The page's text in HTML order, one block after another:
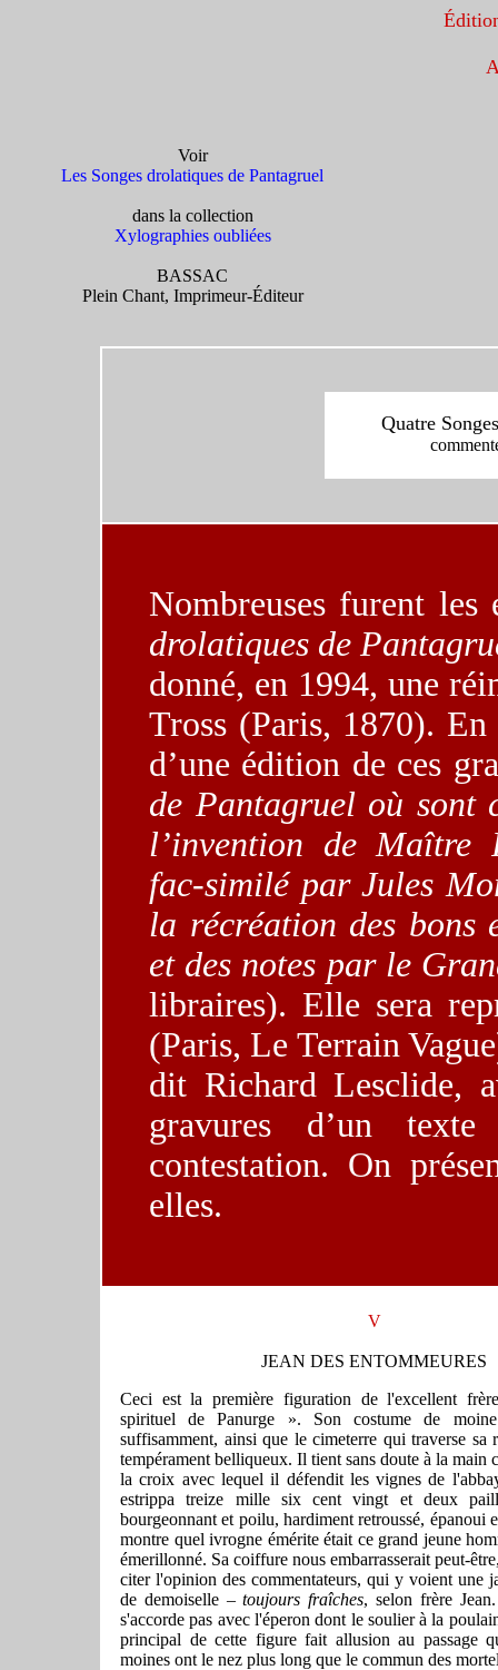
Voir
Les Songes drolatiques de Pantagruel
dans la collection
Xylographies oubliées
BASSAC
Plein Chant, Imprimeur-Éditeur
Quatre
Nombreuses furent
drolatiques de
donné, en 1994, une
Tross (Paris, 1870). En
d’une édition de ces
de Pantagruel où sont
l’invention de Maître
fac-similé par Jules
la récréation des bons
et des notes par le
libraires). Elle sera
(Paris, Le Terrain
dit Richard Lesclide,
gravures d’un
contestation. On
elles.
V
JEAN DES ENTOMMEURES
Ceci est la première figuration de l'excellent
spirituel de Panurge ». Son costume de
suffisamment, ainsi que le cimeterre qui traverse sa
tempérament belliqueux. Il tient sans doute à la main
la croix avec lequel il défendit les vignes de
estrippa treize mille six cent vingt et deux
bourgeonnant et poilu, hardiment retroussé, épanoui
montre quel ivrogne émérite était ce grand jeune
émerillonné. Sa coiffure nous embarrasserait peut-
citer l'opinion des commentateurs, qui y voient une
de demoiselle –toujours fraîches, selon frère
s'accorde pas avec l'éperon dont le soulier à la
principal de cette figure fait allusion au passage
moines ont le nez plus long que le commun des